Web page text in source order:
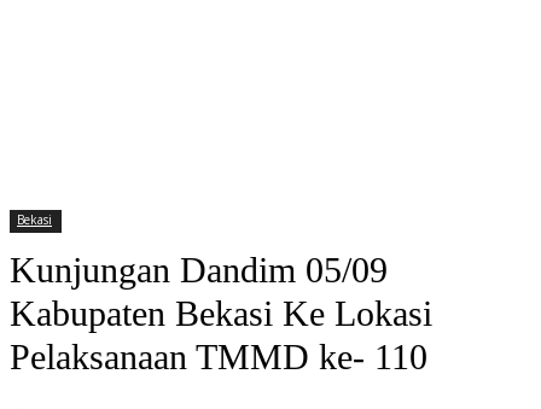
Bekasi
Kunjungan Dandim 05/09
Kabupaten Bekasi Ke Lokasi
Pelaksanaan TMMD ke- 110